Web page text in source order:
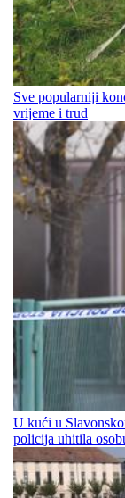
Sve popularniji
vrijeme i trud
U kući u
policija uhitila